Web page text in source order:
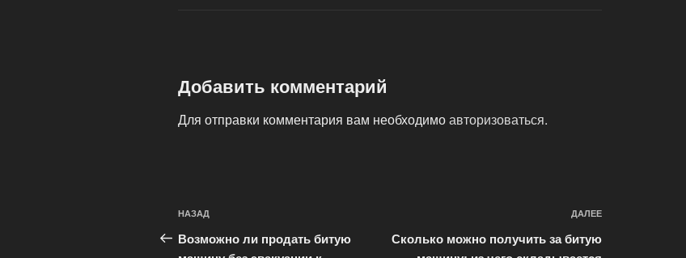
Добавить комментарий
Для отправки комментария вам необходимоавторизоваться.
Навигация
по
Предыдущая
запись:
НАЗАД
Возможно ли продать битую
ДАЛЕЕ
Сколько можно получить за битую